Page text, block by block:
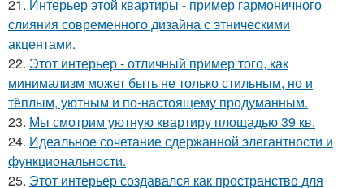
21. Интерьер этой квартиры - пример гармоничного
слияния современного дизайна с этническими
акцентами.
22. Этот интерьер - отличный пример того, как
минимализм может быть не только стильным, но и
тёплым, уютным и по-настоящему продуманным.
23. Мы смотрим уютную квартиру площадью 39 кв.
24. Идеальное сочетание сдержанной элегантности и
функциональности.
25. Этот интерьер создавался как пространство для